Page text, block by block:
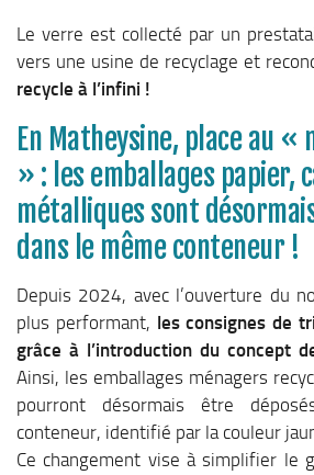
Accès aux droits – Plaquette &
PAT Volet social
Santé
Culture, sports & loisirs
Terre de jeux 2024
Equipements et services culturels sur le
La Mure Cinéma Théatre
Maison Messiaen
L’Education Artistique et Culturelle en
Résidence-actions FESTINS 2025-
Résidence Accord des On 2023-
Le verre est collecté par un
vers une usine de recyclage et
recycle à l’infini !
En Matheysine, place au
» : les emballages papier,
métalliques sont
dans le même conteneur !
Depuis 2024, avec l’ouverture du
plus performant, les consignes de
grâce à l’introduction du concept
Ainsi, les emballages ménagers
pourront désormais être
conteneur, identifié par la couleur
Ce changement vise à simplifier le